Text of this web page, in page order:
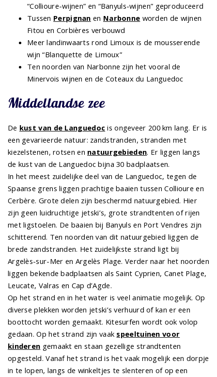
“Collioure-wijnen” en “Banyuls-wijnen” geproduceerd
Tussen Perpignan en Narbonne worden de wijnen
Fitou en Corbières verbouwd
Meer landinwaarts rond Limoux is de mousserende
wijn “Blanquette de Limoux”
Ten noorden van Narbonne zijn het vooral de
Minervois wijnen en de Coteaux du Languedoc
Middellandse zee
De kust van de Languedoc is ongeveer 200 km lang. Er is
een gevarieerde natuur: zandstranden, stranden met
kiezelstenen, rotsen en natuurgebieden. Er liggen langs
de kust van de Languedoc bijna 30 badplaatsen.
In het meest zuidelijke deel van de Languedoc, tegen de
Spaanse grens liggen prachtige baaien tussen Collioure en
Cerbère. Grote delen zijn beschermd natuurgebied. Hier
zijn geen luidruchtige jetski’s, grote strandtenten of rijen
met ligstoelen. De baaien bij Banyuls en Port Vendres zijn
schitterend. Ten noorden van dit natuurgebied liggen de
brede zandstranden. Het zuidelijkste strand ligt bij
Argelès-sur-Mer en Argelès Plage. Verder naar het noorden
liggen bekende badplaatsen als Saint Cyprien, Canet Plage,
Leucate, Valras en Cap d’Agde.
Op het strand en in het water is veel animatie mogelijk. Op
diverse plekken worden jetski’s verhuurd of kan er een
boottocht worden gemaakt. Kitesurfen wordt ook volop
gedaan. Op het strand zijn vaak speeltuinen voor
kinderen gemaakt en staan gezellige strandtenten
opgesteld. Vanaf het strand is het vaak mogelijk een dorpje
in te lopen, langs de winkeltjes te slenteren of op een